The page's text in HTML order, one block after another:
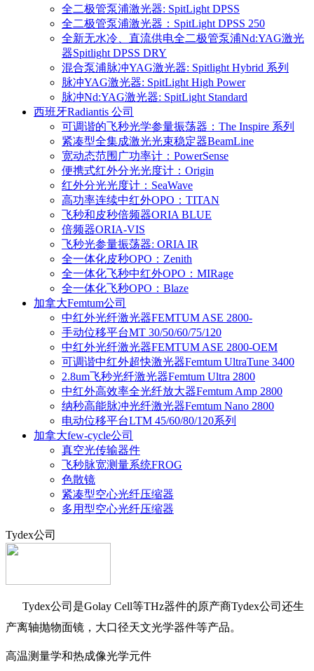
全二极管泵浦激光器: SpitLight DPSS
全二极管泵浦激光器：SpitLight DPSS 250
全新无水冷、直流供电全二极管泵浦Nd:YAG激光
器Spitlight DPSS DRY
混合泵浦脉冲YAG激光器: Spitlight Hybrid 系列
脉冲YAG激光器: SpitLight High Power
脉冲Nd:YAG激光器: SpitLight Standard
西班牙Radiantis 公司
可调谐的飞秒光学参量振荡器：The Inspire 系列
紧凑型全集成激光光束稳定器BeamLine
宽动态范围广功率计：PowerSense
便携式红外分光光度计：Origin
红外分光光度计：SeaWave
高功率连续中红外OPO：TITAN
飞秒和皮秒倍频器ORIA BLUE
倍频器ORIA-VIS
飞秒光参量振荡器: ORIA IR
全一体化皮秒OPO：Zenith
全一体化飞秒中红外OPO：MIRage
全一体化飞秒OPO：Blaze
加拿大Femtum公司
中红外光纤激光器FEMTUM ASE 2800-
手动位移平台MT 30/50/60/75/120
中红外光纤激光器FEMTUM ASE 2800-OEM
可调谐中红外超快激光器Femtum UltraTune 3400
2.8um飞秒光纤激光器Femtum Ultra 2800
中红外高效率全光纤放大器Femtum Amp 2800
纳秒高能脉冲光纤激光器Femtum Nano 2800
电动位移平台LTM 45/60/80/120系列
加拿大few-cycle公司
真空光传输器件
飞秒脉宽测量系统FROG
色散镜
紧凑型空心光纤压缩器
多用型空心光纤压缩器
Tydex公司
Tydex公司是Golay Cell等THz器件的原产商Tydex公司还生
产离轴抛物面镜，大口径天文光学器件等产品。
高温测量学和热成像光学元件